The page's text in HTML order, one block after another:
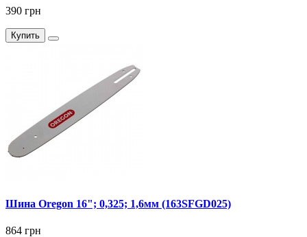
390 грн
Купить
Шина Oregon 16"; 0,325; 1,6мм (163SFGD025)
864 грн